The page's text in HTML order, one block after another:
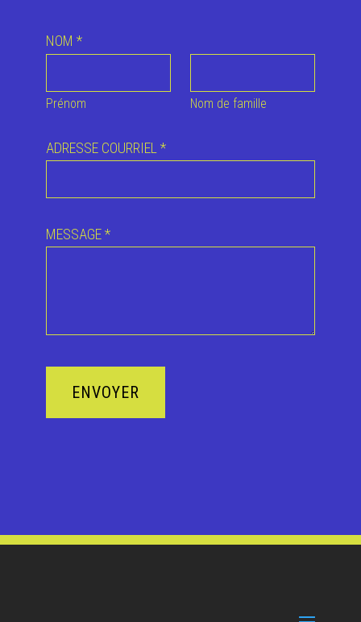
NOM *
Prénom Nom de famille
ADRESSE COURRIEL*
MESSAGE*